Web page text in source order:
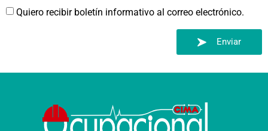
Quiero recibir boletín informativo al correo electrónico.
Enviar